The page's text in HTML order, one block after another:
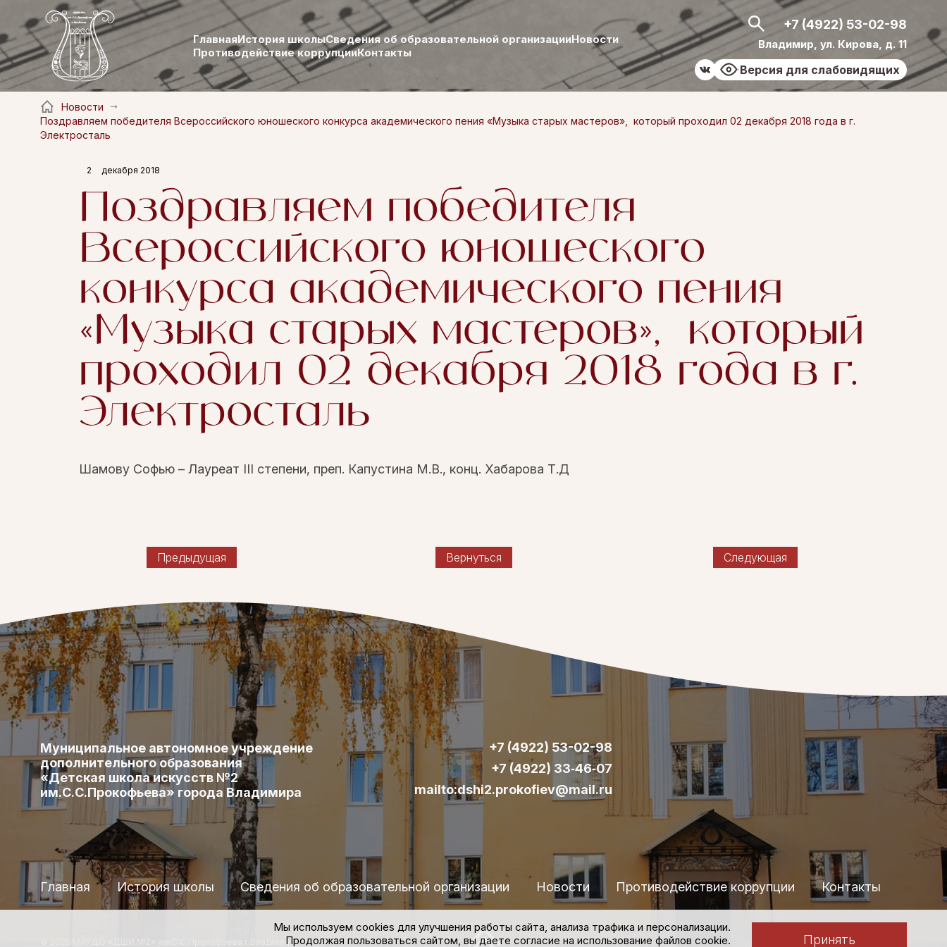
Мы используем cookies для улучшения работы сайта, анализа трафика и персонализации.
Продолжая пользоваться сайтом, вы даете согласие на использование файлов cookie.
Принять
ГлавнаяИстория школыСведения об образовательной организацииНовости
Противодействие коррупцииКонтакты
Версия для слабовидящих
+7 (4922) 53-02-98
Владимир, ул. Кирова, д. 11
Новости
Поздравляем победителя Всероссийского юношеского конкурса академического пения «Музыка старых мастеров», который проходил 02 декабря 2018 года в г.
Электросталь
2 декабря 2018
Поздравляем победителя
Всероссийского юношеского
конкурса академического пения
«Музыка старых мастеров», который
проходил 02 декабря 2018 года в г.
Электросталь
Шамову Софью – Лауреат III степени, преп. Капустина М.В., конц. Хабарова Т.Д
Предыдущая Вернуться Следующая
Муниципальное автономное учреждение
дополнительного образования
«Детская школа искусств №2
им.С.С.Прокофьева» города Владимира
+7 (4922) 53-02-98
+7 (4922) 33‑46‑07
mailto:dshi2.prokofiev@mail.ru
Главная История школы Сведения об образовательной организации Новости Противодействие коррупции Контакты
© 2025 МАУДО «ДШИ №2» им.С.С.Прокофьева г.Владимира